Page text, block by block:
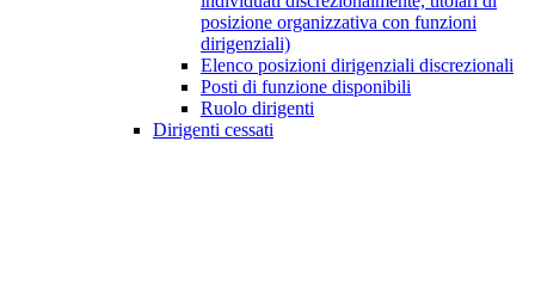
posizione organizzativa con funzioni
dirigenziali)
Elenco posizioni dirigenziali discrezionali
Posti di funzione disponibili
Ruolo dirigenti
Dirigenti cessati